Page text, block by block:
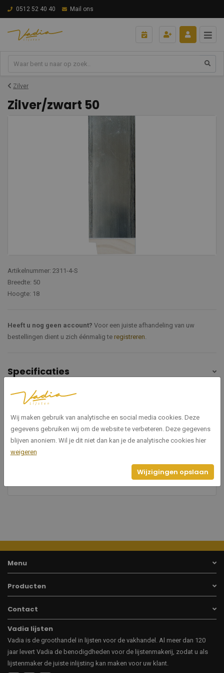
0512 52 40 40 Mail ons
Zilver
Zilver/zwart 50
Artikelnummer: 2311-4-S
Breedte: 50
Hoogte: 18
Heeft u nog geen account? Voor een juiste afhandeling van uw
bestellingen dient u zich éénmalig te registreren.
Specificaties
Artikelnummer
Breedte
18
Menu
Producten
Contact
Vadia lijsten
Vadia is de groothandel in lijsten voor de vakhandel. Al meer dan 120
jaar levert Vadia de benodigdheden voor de lijstenmakerij, zodat u als
lijstenmaker de juiste inlijsting kan maken voor uw klant.
Wij maken gebruik van analytische en social media cookies. Deze
gegevens gebruiken wij om de website te verbeteren. Deze gegevens
blijven anoniem. Wil je dit niet dan kan je de analytische cookies hier
weigeren
Wijzigingen opslaan